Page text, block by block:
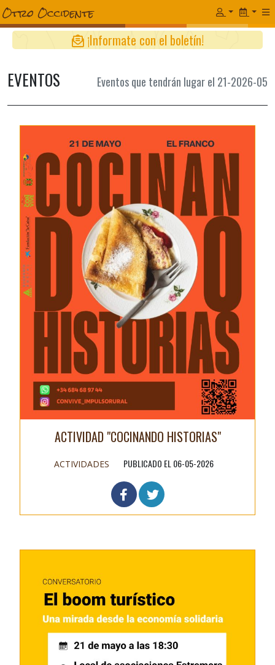
¡Informate con el boletín!
EVENTOS Eventos que tendrán lugar el 21-2026-05
ACTIVIDAD "COCINANDO HISTORIAS"
ACTIVIDADES PUBLICADO EL 06-05-2026